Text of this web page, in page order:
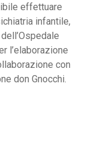
effettuare
infantile,
l’elaborazione
con
don Gnocchi.